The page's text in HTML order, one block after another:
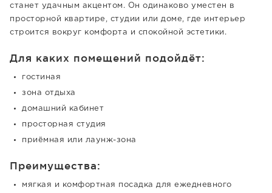
станет удачным акцентом. Он одинаково уместен в
просторной квартире, студии или доме, где интерьер
строится вокруг комфорта и спокойной эстетики.
Для каких помещений подойдёт:
гостиная
зона отдыха
домашний кабинет
просторная студия
приёмная или лаунж-зона
Преимущества:
мягкая и комфортная посадка для ежедневного